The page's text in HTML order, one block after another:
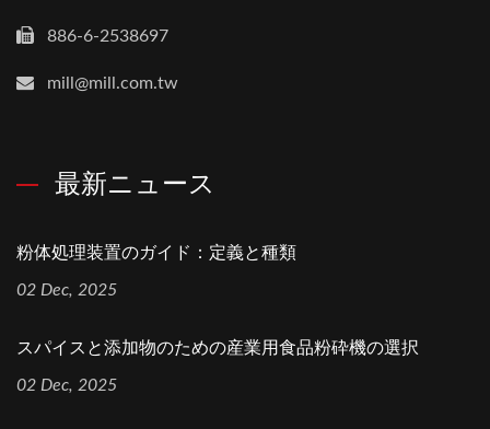
886-6-2538697
mill@mill.com.tw
最新ニュース
粉体処理装置のガイド：定義と種類
02 Dec, 2025
スパイスと添加物のための産業用食品粉砕機の選択
02 Dec, 2025